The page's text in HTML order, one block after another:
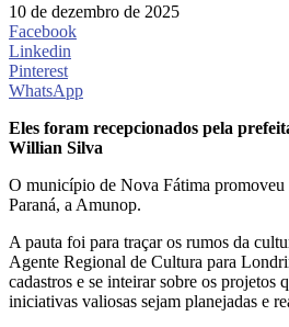
10 de dezembro de 2025
Facebook
Linkedin
Pinterest
WhatsApp
Eles foram recepcionados pela
Willian Silva
O município de Nova Fátima promoveu
Paraná, a Amunop.
A pauta foi para traçar os rumos da
Agente Regional de Cultura para
cadastros e se inteirar sobre os
iniciativas valiosas sejam planejadas e